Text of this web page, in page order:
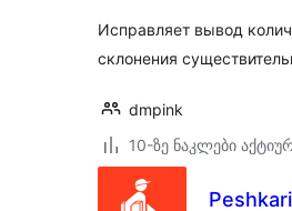
Исправляет вывод
склонения
dmpink
10-ზე ნაკლები